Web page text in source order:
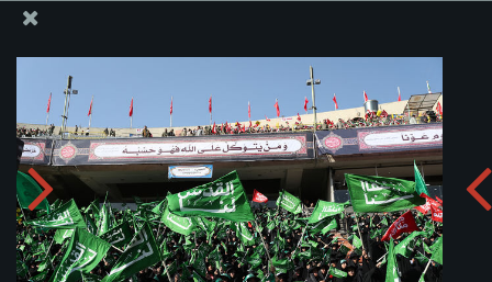
Tahran gönüllü seferberlik güçleri İslam İnkılâbı rehberi
ile görüştü
Albümü indirin: